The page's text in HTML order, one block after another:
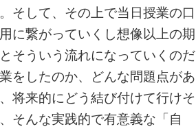
そして、その上で当日授業の口
に繋がっていくし想像以上の期
そういう流れになっていくのだ
をしたのか、どんな問題点があ
将来的にどう結び付けて行けそ
そんな実践的で有意義な「自